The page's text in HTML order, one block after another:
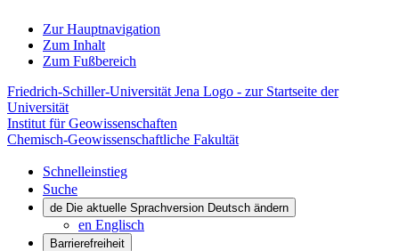
Zur Hauptnavigation
Zum Inhalt
Zum Fußbereich
Friedrich-Schiller-Universität Jena Logo - zur Startseite der
Universität
Institut für Geowissenschaften
Chemisch-Geowissenschaftliche Fakultät
Schnelleinstieg
Suche
de Die aktuelle Sprachversion Deutsch ändern
en Englisch
Barrierefreiheit